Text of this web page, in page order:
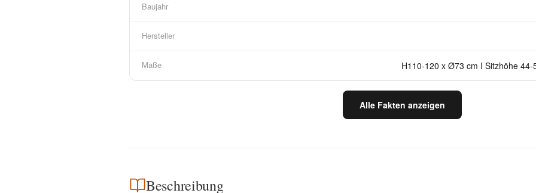
Baujahr
Hersteller
Maße H110-120 x Ø73 cm I Sitzhöhe
Alle Fakten anzeigen
Beschreibung